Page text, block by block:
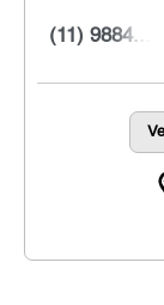
(11) 9884...